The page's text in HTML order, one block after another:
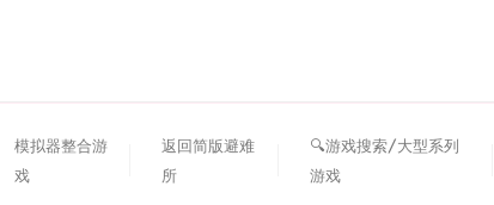
模拟器整合游
戏
返回简版避难
所
🔍游戏搜索/大型系列
游戏